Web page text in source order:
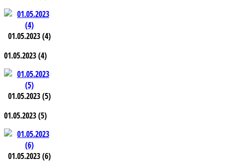
01.05.2023 (4)
01.05.2023 (4)
01.05.2023 (5)
01.05.2023 (5)
01.05.2023 (6)